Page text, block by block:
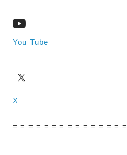
You Tube
X
= = = = = = = = = = = = = = =